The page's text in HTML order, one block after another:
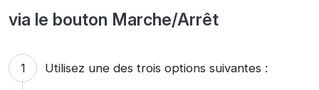
via le bouton Marche/Arrêt
Utilisez une des trois options suivantes :